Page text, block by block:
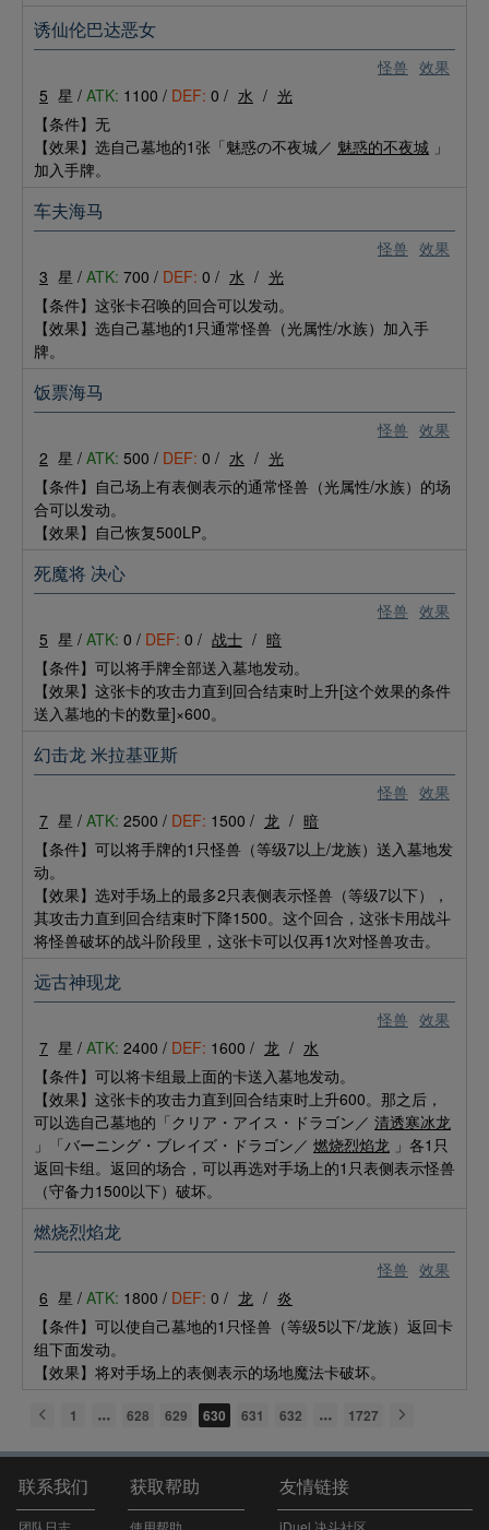
怪兽 效果
诱仙伦巴达恶女
5 星 / ATK: 1100 / DEF: 0 / 水 / 光
【条件】无
【效果】选自己墓地的1张「魅惑の不夜城／ 魅惑的不夜城 」
加入手牌。
怪兽 效果
车夫海马
3 星 / ATK: 700 / DEF: 0 / 水 / 光
【条件】这张卡召唤的回合可以发动。
【效果】选自己墓地的1只通常怪兽（光属性/水族）加入手
牌。
怪兽 效果
饭票海马
2 星 / ATK: 500 / DEF: 0 / 水 / 光
【条件】自己场上有表侧表示的通常怪兽（光属性/水族）的场
合可以发动。
【效果】自己恢复500LP。
怪兽 效果
死魔将 决心
5 星 / ATK: 0 / DEF: 0 / 战士 / 暗
【条件】可以将手牌全部送入墓地发动。
【效果】这张卡的攻击力直到回合结束时上升[这个效果的条件
送入墓地的卡的数量]×600。
怪兽 效果
幻击龙 米拉基亚斯
7 星 / ATK: 2500 / DEF: 1500 / 龙 / 暗
【条件】可以将手牌的1只怪兽（等级7以上/龙族）送入墓地发
动。
【效果】选对手场上的最多2只表侧表示怪兽（等级7以下），
其攻击力直到回合结束时下降1500。这个回合，这张卡用战斗
将怪兽破坏的战斗阶段里，这张卡可以仅再1次对怪兽攻击。
怪兽 效果
远古神现龙
7 星 / ATK: 2400 / DEF: 1600 / 龙 / 水
【条件】可以将卡组最上面的卡送入墓地发动。
【效果】这张卡的攻击力直到回合结束时上升600。那之后，
可以选自己墓地的「クリア・アイス・ドラゴン／ 清透寒冰龙
」「バーニング・ブレイズ・ドラゴン／ 燃烧烈焰龙 」各1只
返回卡组。返回的场合，可以再选对手场上的1只表侧表示怪兽
（守备力1500以下）破坏。
怪兽 效果
燃烧烈焰龙
6 星 / ATK: 1800 / DEF: 0 / 龙 / 炎
【条件】可以使自己墓地的1只怪兽（等级5以下/龙族）返回卡
组下面发动。
【效果】将对手场上的表侧表示的场地魔法卡破坏。
1 628 629 630 631 632 1727
联系我们
团队日志
获取帮助
使用帮助
友情链接
iDuel 决斗社区